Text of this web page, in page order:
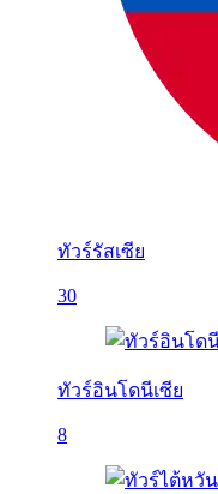
ทัวร์รัสเซีย
30
ทัวร์อินโดนีเซีย
8